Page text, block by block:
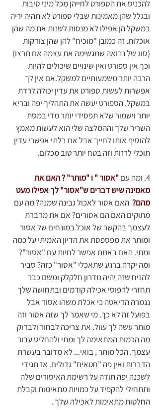
להכניס את הספורט לחייהן מכל מיני סיבות
ובגלל שהן מאמינות שבלי ספורט לא תהיה יריה
במשקל הן אפילו לא מנסות לשנות את מה שהן
אוכלות. זה כמובן "מוכיח" להן שהן צודקות
(סוג של נבואה שמגשימה את עצמה אם תרצו)
וכך אין ספורט ואין שינויים שיכולים להיות
הרבה יותר משמעותיים למשקל.אם אין לך
אפשרות לעשות ספורט את עדין יכולה לרדת
במשקל. הספורט יעשה את התהליך יפה ובריא
יותר וישמור שלא תפסידי יותר מדי במסת
השריר שלך וההמלצה שלי הוא לעשות מאמץ
להוסיף אותו לחייך אבל אם בלתי אפשרי עדין
תוכלי לרזות וזה בטח יותר טוב מכלום.
4. ומה עם
"אסור " ו "מותר" ? האם את
מאמינה שיש דברים ש"אסור" לך אפילו מעט
מהם? האם אסור לאכול גבינה שמנה? מה עם
מתוקים האם הם אסורים? אם את מדברת
לעצמך בהקשר של אוכל במונחים של אסור
ומותר את מפספסת את הדיון האמיתי על כמה
ומתי. האם באמת אפשר לחיות עם "אסור"?
ומה יקרה ברגע שתאכלי "אסור" כזה? סביר
להניח שזה יהיה מדרון חלקלק ומשם כבר
תחזרי לדפוסי אכילה קודמים ובתחושה שלך
נגמרה הדיאטה כי אכלת משהו אסור אבל
בפועל זה לא כך. מי שאמר לך שזה אסור וזה
מותר עשה לך עוול. את צריכה לבחור ולבדוק
מה הכמות המתאימה לך ומתי ולהחליט עבור
עצמך. הכל מותר , בואי... לא מדובר בעשרת
הדברות ואין פה "חטאים" גדולים. אז תגידי
לשכנה יפה תודה על רשימת האיסורים שלה
ותתחילי להקפיד על כמויות מתאימות וקבלת
החלטות מתאימות לאכילה שלך .